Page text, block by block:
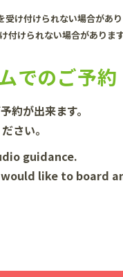
け付けられない場合があり
けられない場合があります
でのご予約
約が出来ます。
さい。
guidance.
like to board